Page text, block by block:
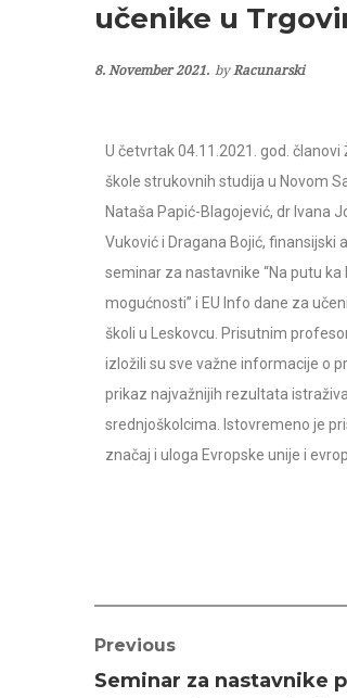
učenike u
8. November 2021. byRacunarski
U četvrtak 04.11.2021. god.
škole strukovnih studija u Novom
Nataša Papić-Blagojević, dr Ivana
Vuković i Dragana Bojić,
seminar za nastavnike “Na putu ka
mogućnosti” i EU Info dane za
školi u Leskovcu. Prisutnim
izložili su sve važne informacije o
prikaz najvažnijih rezultata
srednjoškolcima. Istovremeno je
značaj i uloga Evropske unije i
Previous
Seminar za nastavnike